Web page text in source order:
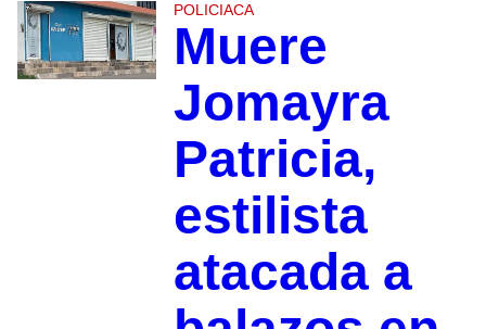
POLICIACA
Muere
Jomayra
Patricia,
estilista
atacada a